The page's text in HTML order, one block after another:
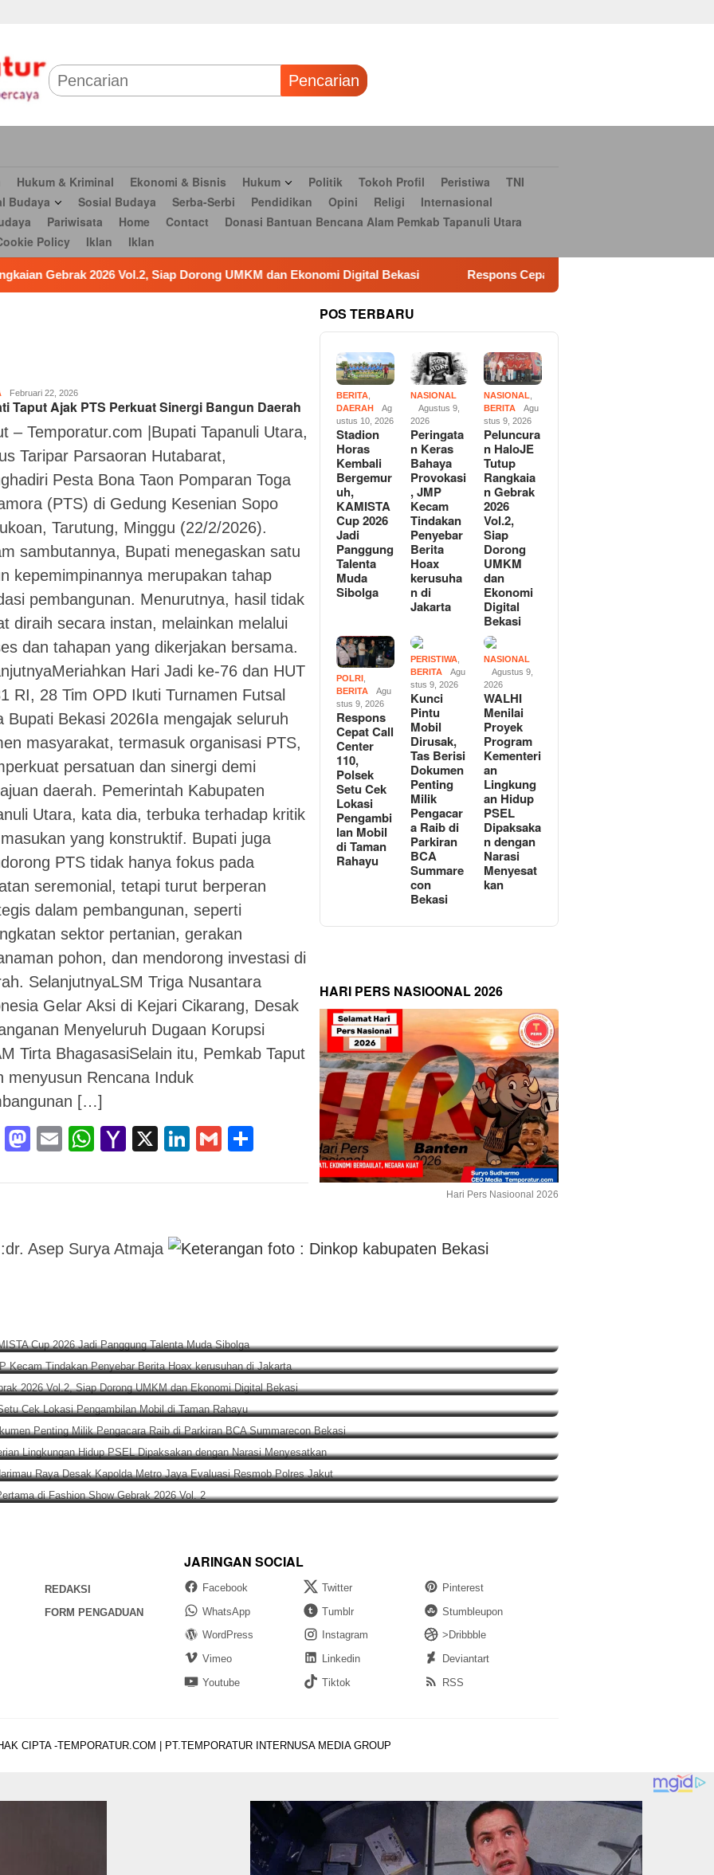
Pencarian
Hukum & Kriminal Ekonomi & Bisnis Hukum Politik Tokoh Profil Peristiwa
TNI
Budaya Sosial Budaya Serba-Serbi Pendidikan Opini Religi
Internasional
Pariwisata Home Contact
Donasi Bantuan Bencana Alam Pemkab Tapanuli Utara
Policy Iklan Iklan
Siap Dorong UMKM dan Ekonomi Digital Bekasi Respons Cepat Call Center 110, Polsek Setu Cek Lokasi Pengambilan
Suryo
Sudharmo
Februari 22, 2026
Taput Ajak PTS Perkuat Sinergi Bangun Daerah
– Temporatur.com |Bupati Tapanuli Utara,
Taripar Parsaoran Hutabarat,
Pesta Bona Taon Pomparan Toga
(PTS) di Gedung Kesenian Sopo
Tarutung, Minggu (22/2/2026).
sambutannya, Bupati menegaskan satu
kepemimpinannya merupakan tahap
pembangunan. Menurutnya, hasil tidak
diraih secara instan, melainkan melalui
dan tahapan yang dikerjakan bersama.
Hari Jadi ke-76 dan HUT
RI, 28 Tim OPD Ikuti Turnamen Futsal
Bupati Bekasi 2026Ia mengajak seluruh
masyarakat, termasuk organisasi PTS,
persatuan dan sinergi demi
daerah. Pemerintah Kabupaten
Utara, kata dia, terbuka terhadap kritik
yang konstruktif. Bupati juga
PTS tidak hanya fokus pada
seremonial, tetapi turut berperan
dalam pembangunan, seperti
sektor pertanian, gerakan
pohon, dan mendorong investasi di
SelanjutnyaLSM Triga Nusantara
Gelar Aksi di Kejari Cikarang, Desak
Menyeluruh Dugaan Korupsi
Tirta BhagasasiSelain itu, Pemkab Taput
menyusun Rencana Induk
[…]
Facebook
Mastodon
EmailWhatsApp
Yahoo
X LinkedIn
GmailShare
POS TERBARU
BERITA
DAERAH
Ag
ustus 10, 2026
Stadion
Horas
Kembali
Bergemur
uh,
KAMISTA
Cup 2026
Jadi
Panggung
Talenta
Muda
Sibolga
NASIONAL
Agustus 9,
2026
Peringata
n Keras
Bahaya
Provokasi
, JMP
Kecam
Tindakan
Penyebar
Berita
Hoax
kerusuha
n di
Jakarta
NASIONAL
BERITA
Agu
stus 9, 2026
Peluncura
n HaloJE
Tutup
Rangkaia
n Gebrak
2026
Vol.2,
Siap
Dorong
UMKM
dan
Ekonomi
Digital
Bekasi
POLRI
BERITA
Agu
stus 9, 2026
Respons
Cepat Call
Center
110,
Polsek
Setu Cek
Lokasi
Pengambi
lan Mobil
di Taman
Rahayu
PERISTIWA,
BERITA
Agu
stus 9, 2026
Kunci
Pintu
Mobil
Dirusak,
Tas Berisi
Dokumen
Penting
Milik
Pengacar
a Raib di
Parkiran
BCA
Summare
con
Bekasi
NASIONAL
Agustus 9,
2026
WALHI
Menilai
Proyek
Program
Kementeri
an
Lingkung
an Hidup
PSEL
Dipaksaka
n dengan
Narasi
Menyesat
kan
HARI PERS NASIOONAL 2026
Hari Pers Nasioonal 2026
KAMISTA Cup 2026 Jadi Panggung Talenta Muda Sibolga
JMP Kecam Tindakan Penyebar Berita Hoax kerusuhan di Jakarta
Gebrak 2026 Vol.2, Siap Dorong UMKM dan Ekonomi Digital Bekasi
Setu Cek Lokasi Pengambilan Mobil di Taman Rahayu
Dokumen Penting Milik Pengacara Raib di Parkiran BCA Summarecon Bekasi
Lingkungan Hidup PSEL Dipaksakan dengan Narasi Menyesatkan
Harimau Raya Desak Kapolda Metro Jaya Evaluasi Resmob Polres Jakut
Pertama di Fashion Show Gebrak 2026 Vol. 2
REDAKSI
FORM PENGADUAN
JARINGAN SOCIAL
Facebook Twitter
Pinterest
WhatsApp
Tumblr
Stumbleupon
WordPress
Instagram
>Dribbble
Vimeo
Linkedin
Deviantart
Youtube
Tiktok RSS
CIPTA -TEMPORATUR.COM | PT.TEMPORATUR INTERNUSA MEDIA GROUP